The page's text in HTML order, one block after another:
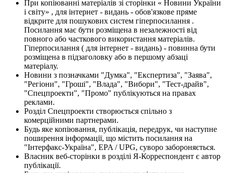
При копіюванні матеріалів зі сторінки « Новини України
і світу» , для інтернет - видань - обов'язкове пряме
відкрите для пошукових систем гіперпосилання .
Посилання має бути розміщена в незалежності від
повного або часткового використання матеріалів.
Гіперпосилання ( для інтернет - видань) - повинна бути
розміщена в підзаголовку або в першому абзаці
матеріалу.
Новини з позначками "Думка", "Експертиза", "Заява",
"Регіони", "Гроші", "Влада", "Вибори", "Тест-драйв",
"Спецпроекти", "Промо" публікуються на правах
реклами.
Розділ Спецпроекти створюється спільно з
комерційними партнерами.
Будь яке копіювання, публікація, передрук, чи наступне
поширення інформації, що містить посилання на
"Інтерфакс-Україна", EPA / UPG, суворо забороняється.
Власник веб-сторінки в розділі Я-Корреспондент є автор
публікації.